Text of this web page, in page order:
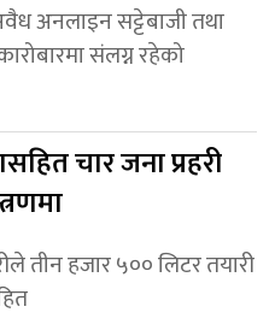
अनलाइन सट्टेबाजी तथा
संलग्न रहेको
चार जना प्रहरी
तीन हजार ५०० लिटर तयारी